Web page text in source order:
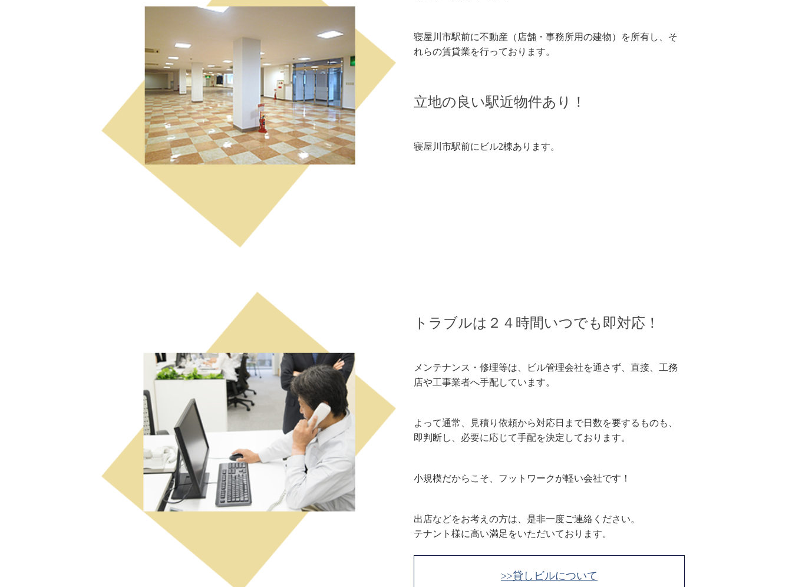
寝屋川市駅前に不動産（店舗・事務所用の建物）を所有し、そ
れらの賃貸業を行っております。
立地の良い駅近物件あり！
寝屋川市駅前にビル2棟あります。
トラブルは２４時間いつでも即対応！
メンテナンス・修理等は、ビル管理会社を通さず、直接、工務
店や工事業者へ手配しています。
よって通常、見積り依頼から対応日まで日数を要するものも、
即判断し、必要に応じて手配を決定しております。
小規模だからこそ、フットワークが軽い会社です！
出店などをお考えの方は、是非一度ご連絡ください。
テナント様に高い満足をいただいております。
>>貸しビルについて